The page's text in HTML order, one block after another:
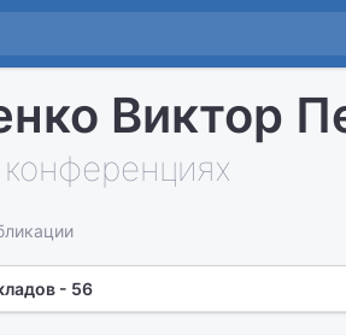
Виктор
- 56